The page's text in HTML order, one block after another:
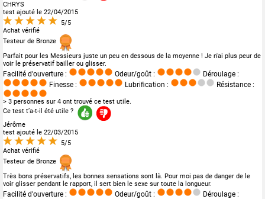
CHRYS
test ajouté le 22/04/2015
5/5
Achat vérifié
Testeur de Bronze
Parfait pour les Messieurs juste un peu en dessous de la moyenne ! Je n'ai plus peur de
voir le préservatif bailler ou glisser.
Facilité d'ouverture : Odeur/goût :
Déroulage :
Finesse :
Lubrification : Résistance :
> 3 personnes sur 4 ont trouvé ce test utile.
Ce test t’a-t-il été utile ?
Jérôme
test ajouté le 22/03/2015
5/5
Achat vérifié
Testeur de Bronze
Très bons préservatifs, les bonnes sensations sont là. Pour moi pas de danger de le
voir glisser pendant le rapport, il sert bien le sexe sur toute la longueur.
Facilité d'ouverture : Odeur/goût :
Déroulage :